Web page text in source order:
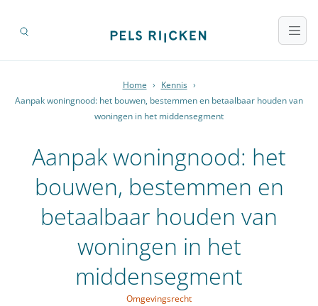
Home › Kennis ›
Aanpak woningnood: het bouwen, bestemmen en betaalbaar houden van
woningen in het middensegment
Aanpak woningnood: het
bouwen, bestemmen en
betaalbaar houden van
woningen in het
middensegment
Omgevingsrecht